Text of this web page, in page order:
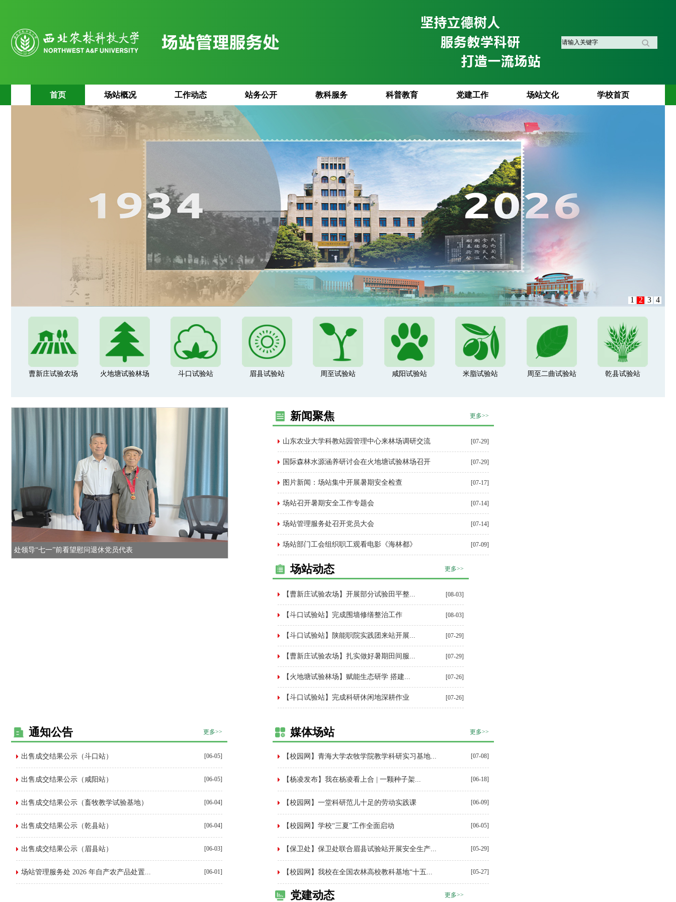
首页 场站概况 工作动态 站务公开 教科服务 科普教育 党建工作 场站文化 学校首页
1 2 3 4
曹新庄试验农场 火地塘试验林场 斗口试验站 眉县试验站 周至试验站 咸阳试验站 米脂试验站 周至二曲试验站 乾县试验站
处领导“七一”前看望慰问退休党员代表
更多>>
新闻聚焦
[07-29]
山东农业大学科教站园管理中心来林场调研交流
[07-29]
国际森林水源涵养研讨会在火地塘试验林场召开
[07-17]
图片新闻：场站集中开展暑期安全检查
[07-14]
场站召开暑期安全工作专题会
[07-14]
场站管理服务处召开党员大会
[07-09]
场站部门工会组织职工观看电影《海林都》
更多>>
场站动态
[08-03]
【曹新庄试验农场】开展部分试验田平整...
[08-03]
【斗口试验站】完成围墙修缮整治工作
[07-29]
【斗口试验站】陕能职院实践团来站开展...
[07-29]
【曹新庄试验农场】扎实做好暑期田间服...
[07-26]
【火地塘试验林场】赋能生态研学 搭建...
[07-26]
【斗口试验站】完成科研休闲地深耕作业
更多>>
通知公告
[06-05]
出售成交结果公示（斗口站）
[06-05]
出售成交结果公示（咸阳站）
[06-04]
出售成交结果公示（畜牧教学试验基地）
[06-04]
出售成交结果公示（乾县站）
[06-03]
出售成交结果公示（眉县站）
[06-01]
场站管理服务处 2026 年自产农产品处置...
更多>>
媒体场站
[07-08]
【校园网】青海大学农牧学院教学科研实习基地...
[06-18]
【杨凌发布】我在杨凌看上合 | 一颗种子架...
[06-09]
【校园网】一堂科研范儿十足的劳动实践课
[06-05]
【校园网】学校“三夏”工作全面启动
[05-29]
【保卫处】保卫处联合眉县试验站开展安全生产...
[05-27]
【校园网】我校在全国农林高校教科基地“十五...
更多>>
党建动态